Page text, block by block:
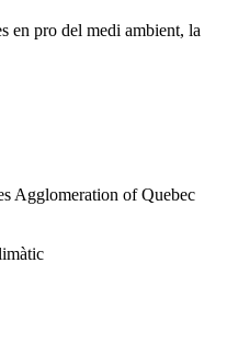
Agglomeration of Quebec